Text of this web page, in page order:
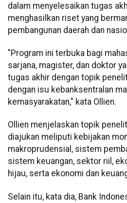
dalam menyelesaikan tugas
menghasilkan riset yang
pembangunan daerah dan
"Program ini terbuka bagi
sarjana, magister, dan doktor
tugas akhir dengan topik
dengan isu kebanksentralan
kemasyarakatan," kata Ollien.
Ollien menjelaskan topik
diajukan meliputi kebijakan
makroprudensial, sistem
sistem keuangan, sektor riil,
hijau, serta ekonomi dan
Selain itu, kata dia, Bank